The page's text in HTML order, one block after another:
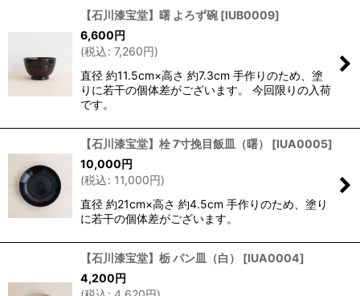
【石川漆宝堂】曙 よろず碗 [IUB0009]
6,600円
(税込: 7,260円)
直径 約11.5cm×高さ 約7.3cm 手作りのため、塗
りに若干の個体差がございます。 今回限りの入荷
です。
【石川漆宝堂】栓 7寸挽目飯皿（曙） [IUA0005]
10,000円
(税込: 11,000円)
直径 約21cm×高さ 約4.5cm 手作りのため、塗り
に若干の個体差がございます。
【石川漆宝堂】栃 パン皿（白） [IUA0004]
4,200円